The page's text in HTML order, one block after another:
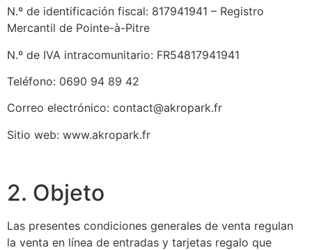
N.º de identificación fiscal: 817941941 – Registro
Mercantil de Pointe-à-Pitre
N.º de IVA intracomunitario: FR54817941941
Teléfono: 0690 94 89 42
Correo electrónico: contact@akropark.fr
Sitio web: www.akropark.fr
2. Objeto
Las presentes condiciones generales de venta regulan
la venta en línea de entradas y tarjetas regalo que